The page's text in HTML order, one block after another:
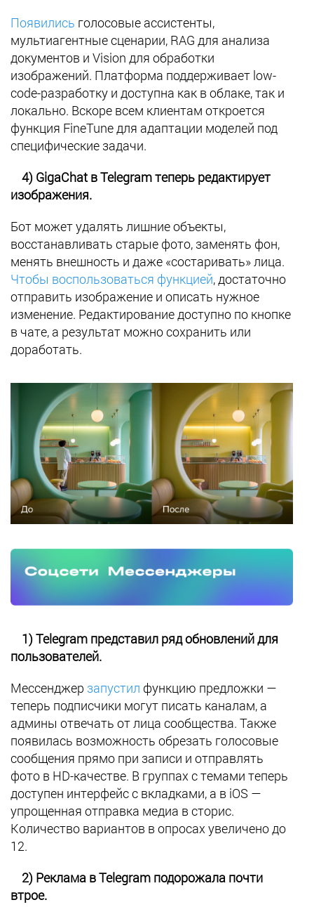
Появились голосовые ассистенты,
мультиагентные сценарии, RAG для анализа
документов и Vision для обработки
изображений. Платформа поддерживает low-
code-разработку и доступна как в облаке, так и
локально. Вскоре всем клиентам откроется
функция FineTune для адаптации моделей под
специфические задачи.
4) GigaChat в Telegram теперь редактирует
изображения.
Бот может удалять лишние объекты,
восстанавливать старые фото, заменять фон,
менять внешность и даже «состаривать» лица.
Чтобы воспользоваться функцией, достаточно
отправить изображение и описать нужное
изменение. Редактирование доступно по кнопке
в чате, а результат можно сохранить или
доработать.
1) Telegram представил ряд обновлений для
пользователей.
Мессенджер запустил функцию предложки —
теперь подписчики могут писать каналам, а
админы отвечать от лица сообщества. Также
появилась возможность обрезать голосовые
сообщения прямо при записи и отправлять
фото в HD-качестве. В группах с темами теперь
доступен интерфейс с вкладками, а в iOS —
упрощенная отправка медиа в сторис.
Количество вариантов в опросах увеличено до
12.
2) Реклама в Telegram подорожала почти
втрое.